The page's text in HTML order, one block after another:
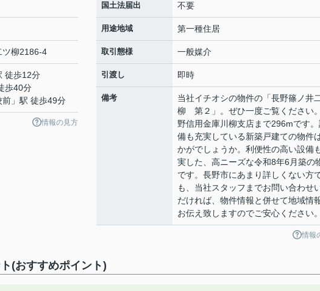
ツ柳2186-4
徒歩12分
歩40分
前 」駅 徒歩49分
情報の見方
国土法届出 不要
用途地域 第一種住居
取引態様 一般媒介
引渡し 即時
備考
当社イチオシの物件の「長野篠ノ井
柳 第２」。ぜひ一度ご覧ください
野信用金庫川柳支店まで296mです。
備も充実している新築戸建ての物件
かがでしょうか。利便性の高い設備
実した、高ニーズな令和8年6月築の
です。長野市にあまり詳しくない方
も、当社スタッフまでお問い合わせ
だければ、物件情報と併せて地域情
お伝え致しますのでご安心ください。
情報
(おすすめポイント)